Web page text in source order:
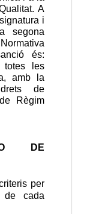
A
i
segona
és:
totes les
amb la
de
Règim
DE
per
de cada